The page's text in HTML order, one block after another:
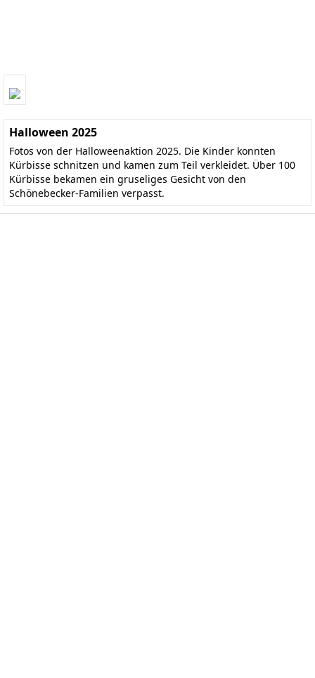
Halloween 2025
Fotos von der Halloweenaktion 2025. Die Kinder konnten
Kürbisse schnitzen und kamen zum Teil verkleidet. Über 100
Kürbisse bekamen ein gruseliges Gesicht von den
Schönebecker-Familien verpasst.